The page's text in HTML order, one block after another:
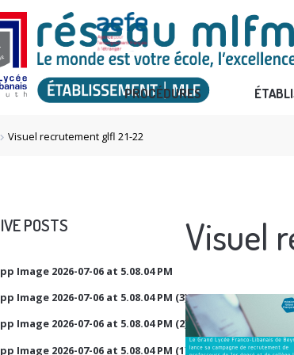
PROCÉDURES
chevron_right Visuel recrutement glfl 21-22
POSTS
Image 2026-07-06 at 5.08.04 PM
Image 2026-07-06 at 5.08.04 PM (3)
Image 2026-07-06 at 5.08.04 PM (2)
Image 2026-07-06 at 5.08.04 PM (1)
Visuel